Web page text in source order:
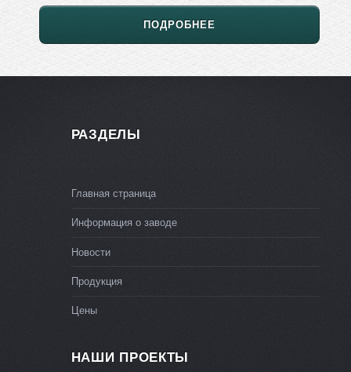
ПОДРОБНЕЕ
РАЗДЕЛЫ
Главная страница
Информация о заводе
Новости
Продукция
Цены
НАШИ ПРОЕКТЫ